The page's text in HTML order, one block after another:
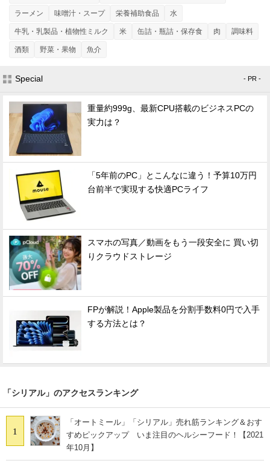
ラーメン 味噌汁・スープ 栄養補助食品 水
牛乳・乳製品・植物性ミルク 米 缶詰・瓶詰・保存食 肉 調味料
酒類 野菜・果物 魚介
Special - PR -
重量約999g、最新CPU搭載のビジネスPCの
実力は？
「5年前のPC」とこんなに違う！予算10万円
台前半で実現する快適PCライフ
スマホの写真／動画をもう一段安全に 買い切
りクラウドストレージ
FPが解説！Apple製品を分割手数料0円で入手
する方法とは？
「シリアル」のアクセスランキング
1
「オートミール」「シリアル」売れ筋ランキング＆おす
すめピックアップ いま注目のヘルシーフード！【2021
年10月】